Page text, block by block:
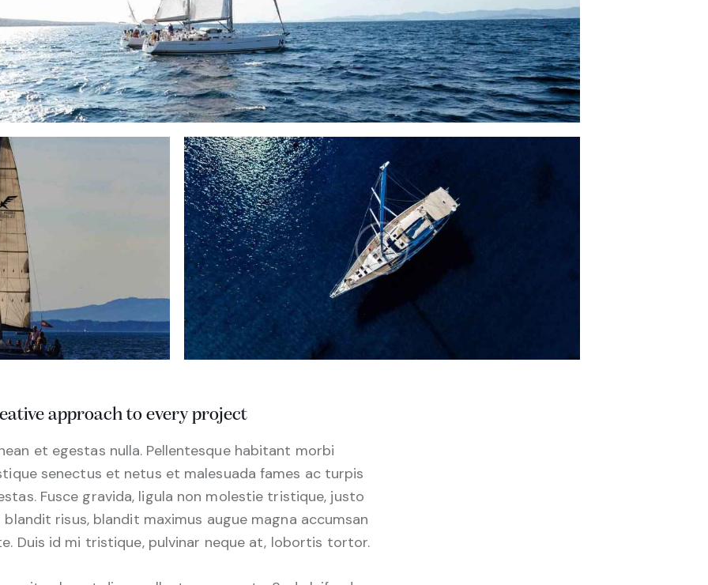
approach to every project
et egestas nulla. Pellentesque habitant morbi
senectus et netus et malesuada fames ac turpis
Fusce gravida, ligula non molestie tristique, justo
blandit risus, blandit maximus augue magna accumsan
Duis id mi tristique, pulvinar neque at, lobortis tortor.